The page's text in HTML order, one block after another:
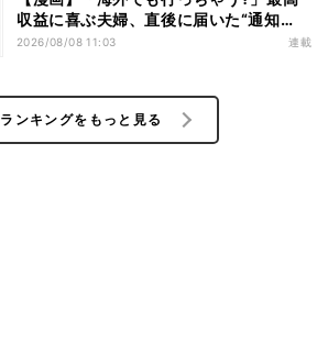
収益に喜ぶ夫婦、直後に届いた“通知
書”で現実に戻された
2026/08/08 11:03 連載
ランキングをもっと見る